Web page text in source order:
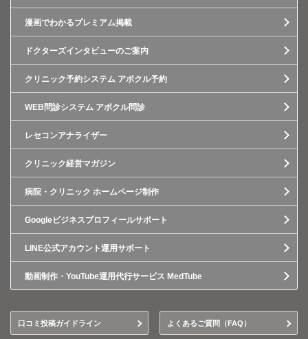
漫画でわかるプレミアム掲載
ドクターズインタビューのご案内
クリニック予約システム アポクル予約
WEB問診システム アポクル問診
レセコンアナライザー
クリニック経営マガジン
病院・クリニック ホームページ制作
Googleビジネスプロフィールサポート
LINE公式アカウント運用サポート
動画制作・YouTube運用代行サービス MedTube
口コミ投稿ガイドライン よくあるご質問（FAQ）